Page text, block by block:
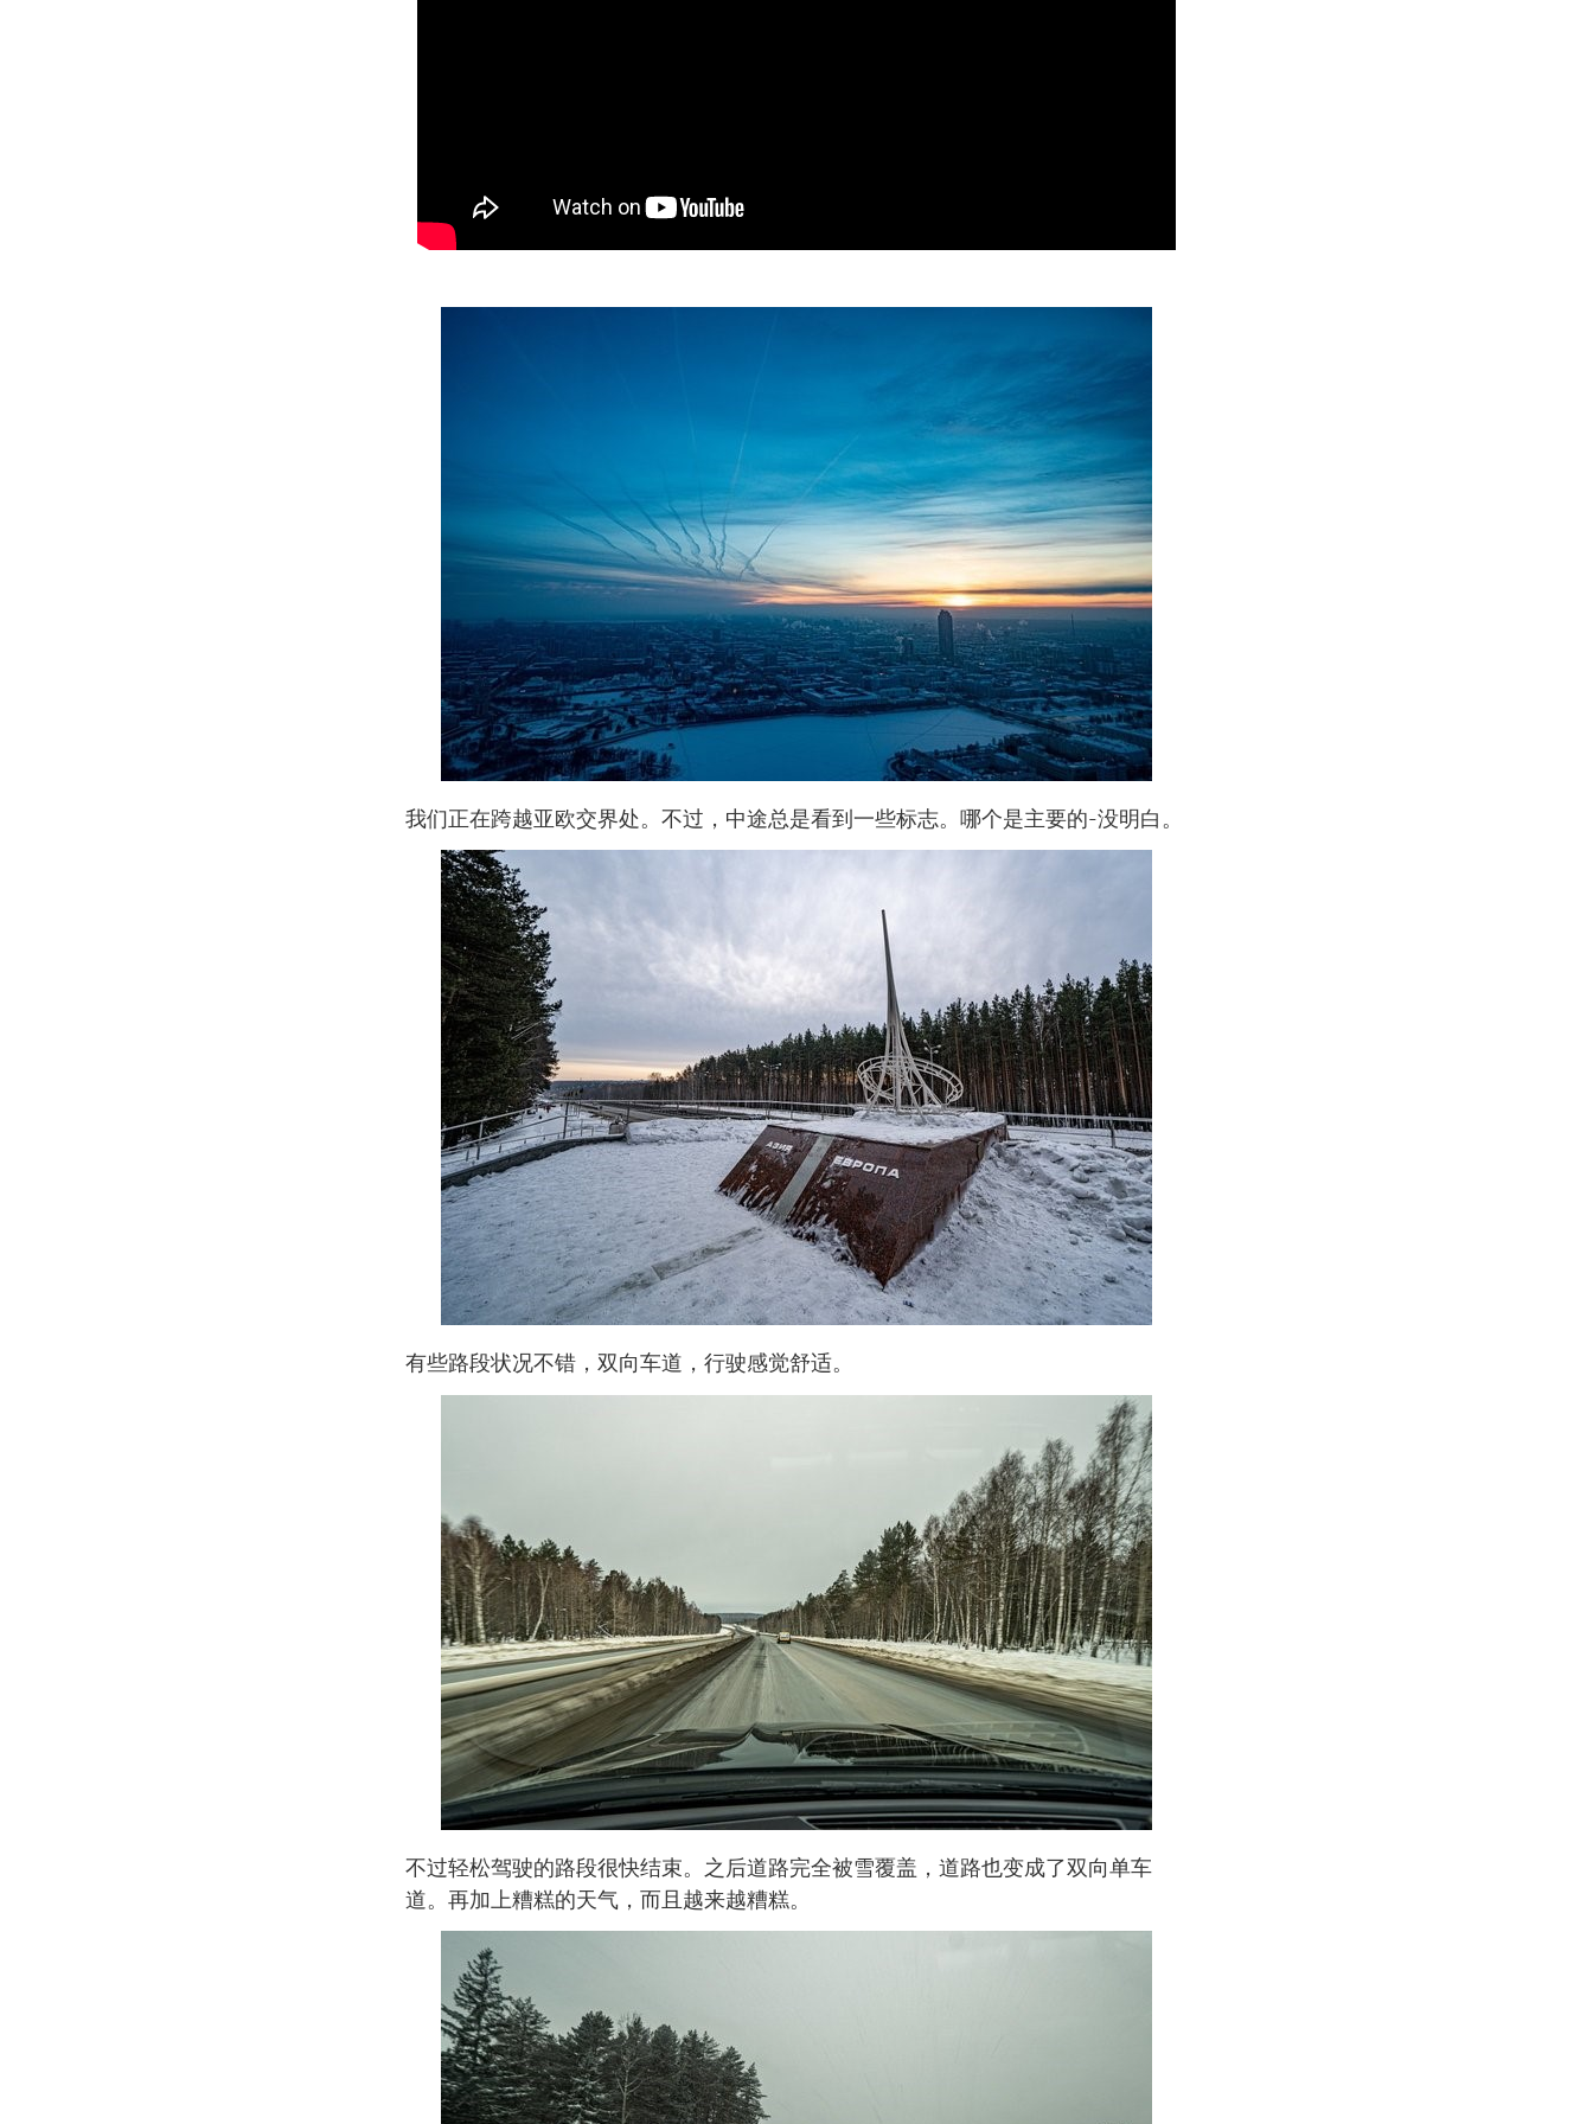
我们正在跨越亚欧交界处。不过，中途总是看到一些标志。哪个是主要的-没明白。
有些路段状况不错，双向车道，行驶感觉舒适。
不过轻松驾驶的路段很快结束。之后道路完全被雪覆盖，道路也变成了双向单车
道。再加上糟糕的天气，而且越来越糟糕。